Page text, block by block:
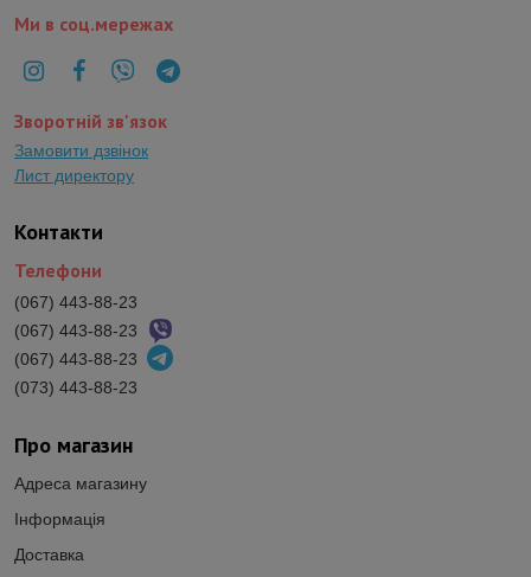
Про магазин
Адреса магазину
Інформація
Доставка
Контакти
Телефони
(067) 443-88-23
(067) 443-88-23
(067) 443-88-23
(073) 443-88-23
Ми в соц.мережах
Зворотній зв'язок
Замовити дзвінок
Лист директору